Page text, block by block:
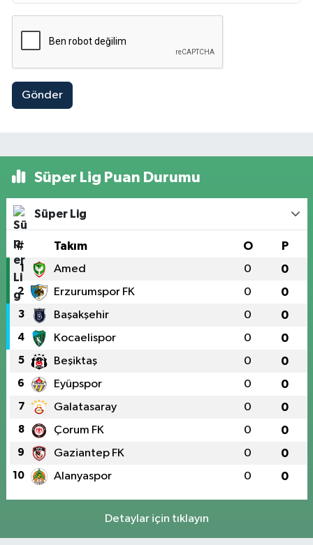
Gönder
Süper Lig Puan Durumu
Süper Lig
# Takım O P
1 Amed 0 0
2 Erzurumspor FK 0 0
3 Başakşehir 0 0
4 Kocaelispor 0 0
5 Beşiktaş 0 0
6 Eyüpspor 0 0
7 Galatasaray 0 0
8 Çorum FK 0 0
9 Gaziantep FK 0 0
10 Alanyaspor 0 0
Detaylar için tıklayın